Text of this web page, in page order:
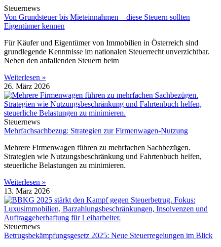
Steuernews
Von Grundsteuer bis Mieteinnahmen – diese Steuern sollten
Eigentümer kennen
Für Käufer und Eigentümer von Immobilien in Österreich sind
grundlegende Kenntnisse im nationalen Steuerrecht unverzichtbar.
Neben den anfallenden Steuern beim
Weiterlesen »
26. März 2026
Steuernews
Mehrfachsachbezug: Strategien zur Firmenwagen-Nutzung
Mehrere Firmenwagen führen zu mehrfachen Sachbezügen.
Strategien wie Nutzungsbeschränkung und Fahrtenbuch helfen,
steuerliche Belastungen zu minimieren.
Weiterlesen »
13. März 2026
Steuernews
Betrugsbekämpfungsgesetz 2025: Neue Steuerregelungen im Blick